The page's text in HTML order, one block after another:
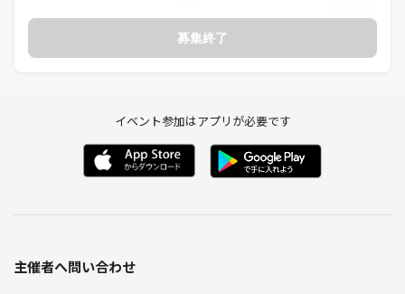
🎈🎈🎈🎈🎈🎈🎈🎈🎈
途中で外出OKも自由です、近所にお寿司屋さん・ピザ屋さん・スーパ
ーもあります
（今回は年齢層を平成にします、今後昭和生まれ限定マダミス会も実施
募集終了
イベント参加はアプリが必要です
主催者へ問い合わせ